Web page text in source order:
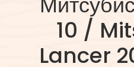
10 /
Lancer